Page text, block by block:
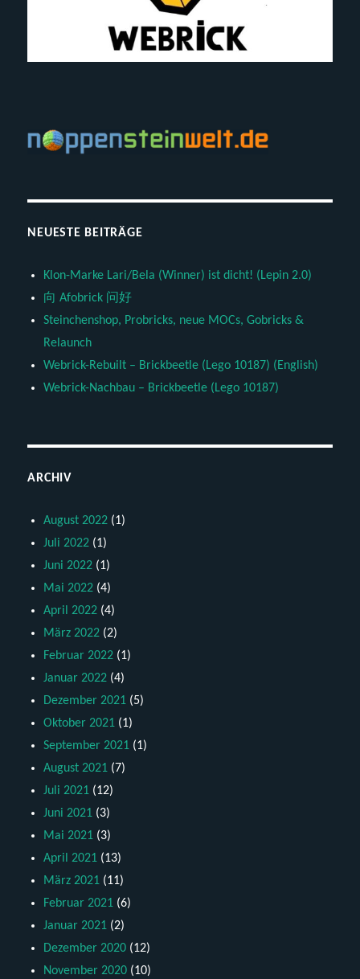
NEUESTE BEITRÄGE
Klon-Marke Lari/Bela (Winner) ist dicht! (Lepin 2.0)
向 Afobrick 问好
Steinchenshop, Probricks, neue MOCs, Gobricks &
Relaunch
Webrick-Rebuilt – Brickbeetle (Lego 10187) (English)
Webrick-Nachbau – Brickbeetle (Lego 10187)
ARCHIV
August 2022 (1)
Juli 2022 (1)
Juni 2022 (1)
Mai 2022 (4)
April 2022 (4)
März 2022 (2)
Februar 2022 (1)
Januar 2022 (4)
Dezember 2021 (5)
Oktober 2021 (1)
September 2021 (1)
August 2021 (7)
Juli 2021 (12)
Juni 2021 (3)
Mai 2021 (3)
April 2021 (13)
März 2021 (11)
Februar 2021 (6)
Januar 2021 (2)
Dezember 2020 (12)
November 2020 (10)